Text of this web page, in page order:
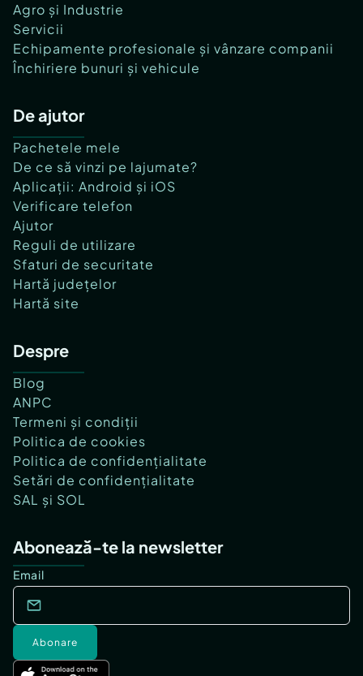
Agro și Industrie
Servicii
Echipamente profesionale și vânzare companii
Închiriere bunuri și vehicule
De ajutor
Pachetele mele
De ce să vinzi pe lajumate?
Aplicații: Android și iOS
Verificare telefon
Ajutor
Reguli de utilizare
Sfaturi de securitate
Hartă județelor
Hartă site
Despre
Blog
ANPC
Termeni și condiții
Politica de cookies
Politica de confidențialitate
Setări de confidențialitate
SAL și SOL
Abonează-te la newsletter
Email
Abonare